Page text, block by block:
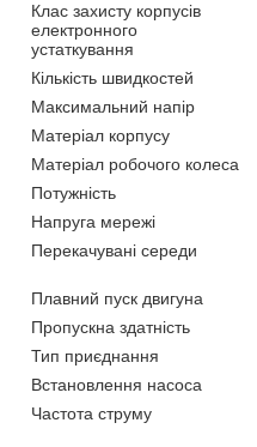
Клас захисту корпусів
електронного
устаткування
Кількість швидкостей
Максимальний напір
Матеріал корпусу
Матеріал робочого колеса
Потужність
Напруга мережі
Перекачувані середи
Плавний пуск двигуна
Пропускна здатність
Тип приєднання
Встановлення насоса
Частота струму